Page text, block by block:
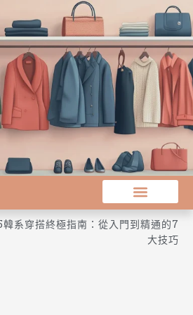
系穿搭終極指南：從入門到精通的7
大技巧